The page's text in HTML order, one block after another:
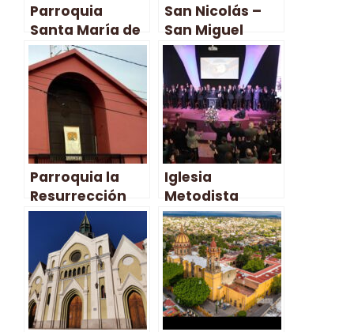
Parroquia
Santa María de
la Esperanza –
San Miguel
San Nicolás –
San Miguel
Parroquia la
Resurrección
del Señor – San
Miguel
Iglesia
Metodista
Pentecostal
Nueva Atacama
– San Miguel